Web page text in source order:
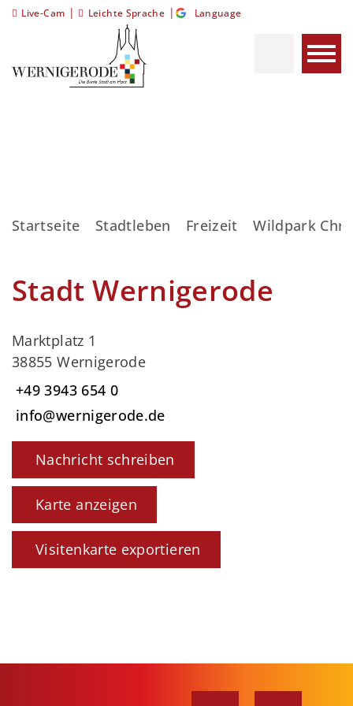
Live-Cam | Leichte Sprache | Language
Startseite Stadtleben Freizeit Wildpark
Stadt Wernigerode
Marktplatz 1
38855 Wernigerode
+49 3943 654 0
info@wernigerode.de
Nachricht schreiben
Karte anzeigen
Visitenkarte exportieren